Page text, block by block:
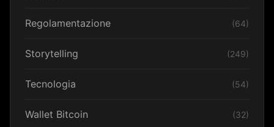
Regolamentazione (64)
Storytelling (249)
Tecnologia (54)
Wallet Bitcoin (32)